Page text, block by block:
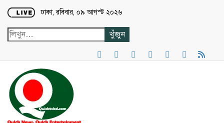
Loading...
ঢাকা, রবিবার, ০৯ আগস্ট ২০২৬